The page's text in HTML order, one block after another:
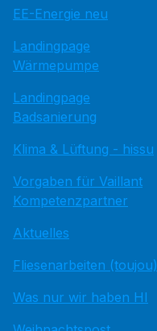
EE-Energie neu
Landingpage
Wärmepumpe
Landingpage
Badsanierung
Klima & Lüftung - hissu
Vorgaben für Vaillant
Kompetenzpartner
Aktuelles
Fliesenarbeiten (toujou)
Was nur wir haben HI